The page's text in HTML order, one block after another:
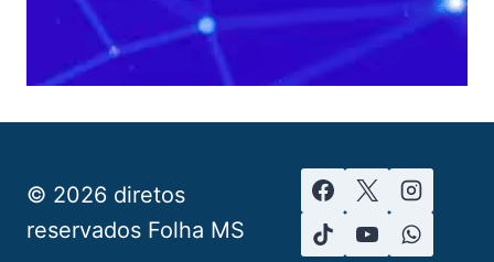
© 2026 diretos
reservados Folha MS